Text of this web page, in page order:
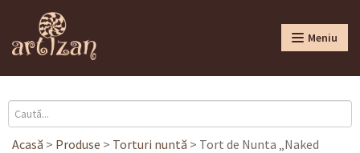
Meniu
Acasă > Produse > Torturi nuntă > Tort de Nunta „Naked